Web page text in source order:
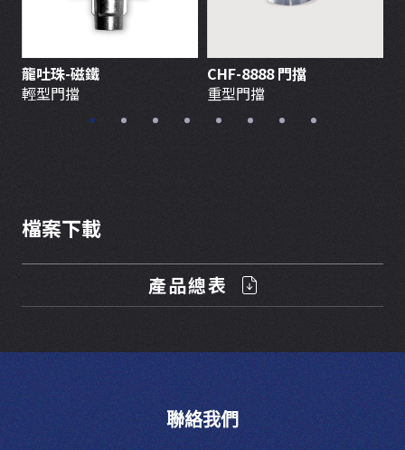
龍吐珠-磁鐵
輕型門擋
CHF-8888 門擋
重型門擋
檔案下載
產品總表
聯絡我們